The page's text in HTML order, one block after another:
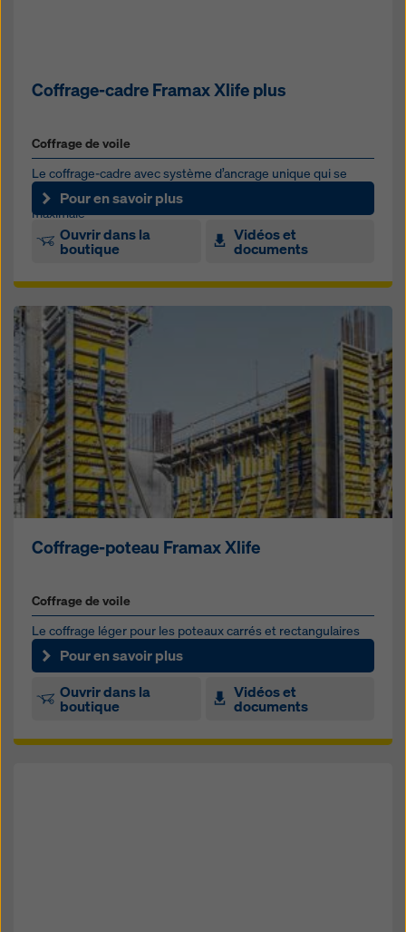
Coffrage-cadre Framax Xlife plus
Coffrage de voile
Le coffrage-cadre avec système d’ancrage unique qui se
manipule sur une seule face pour une vitesse de coffrage
maximale
Pour en savoir plus
Ouvrir dans la
boutique
Vidéos et
documents
Coffrage-poteau Framax Xlife
Coffrage de voile
Le coffrage léger pour les poteaux carrés et rectangulaires
coulés en place.
Pour en savoir plus
Ouvrir dans la
boutique
Vidéos et
documents